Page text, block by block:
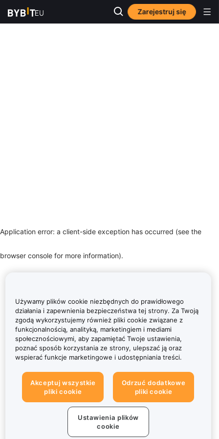
Zarejestruj się
Application error: a client-side exception has occurred (see the
browser console for more information).
Używamy plików cookie niezbędnych do prawidłowego
działania i zapewnienia bezpieczeństwa tej strony. Za Twoją
zgodą wykorzystujemy również pliki cookie związane z
funkcjonalnością, analityką, marketingiem i mediami
społecznościowymi, aby zapamiętać Twoje ustawienia,
poznać sposób korzystania ze strony, ulepszać ją oraz
wspierać funkcje marketingowe i udostępniania treści.
Akceptuj wszystkie
pliki cookie
Odrzuć dodatkowe
pliki cookie
Ustawienia plików
cookie